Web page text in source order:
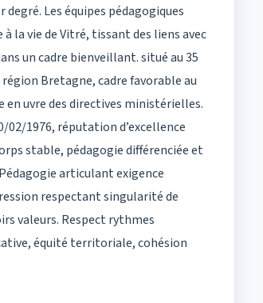
Les équipes pédagogiques
la vie de Vitré, tissant des liens avec
un cadre bienveillant. situé au 35
Bretagne, cadre favorable au
en uvre des directives ministérielles.
1976, réputation d’excellence
stable, pédagogie différenciée et
articulant exigence
respectant singularité de
valeurs. Respect rythmes
équité territoriale, cohésion